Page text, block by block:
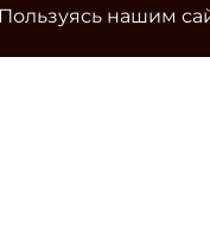
Пользуясь нашим